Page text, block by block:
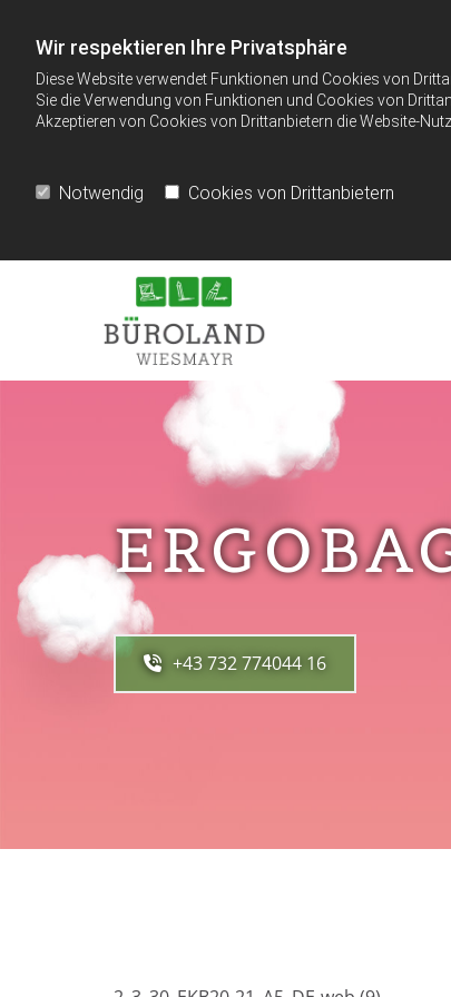
Wir respektieren Ihre Privatsphäre
Diese Website verwendet Funktionen und Cookies von
Sie die Verwendung von Funktionen und Cookies von
Akzeptieren von Cookies von Drittanbietern die Website-
Notwendig Cookies von Drittanbietern
+43 732 774044 16